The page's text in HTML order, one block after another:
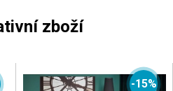
zboží
-15%